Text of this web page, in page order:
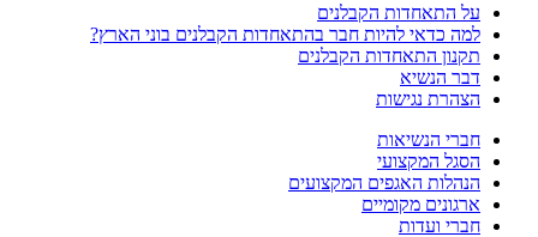
על התאחדות הקבלנים
למה כדאי להיות חבר בהתאחדות הקבלנים בוני הארץ?
תקנון התאחדות הקבלנים
דבר הנשיא
הצהרת נגישות
חברי הנשיאות
הסגל המקצועי
הנהלות האגפים המקצועים
ארגונים מקומיים
חברי ועדות